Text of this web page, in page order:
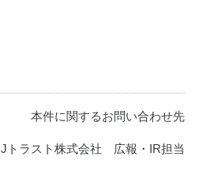
本件に関するお問い合わせ先
Jトラスト株式会社 広報・IR担当